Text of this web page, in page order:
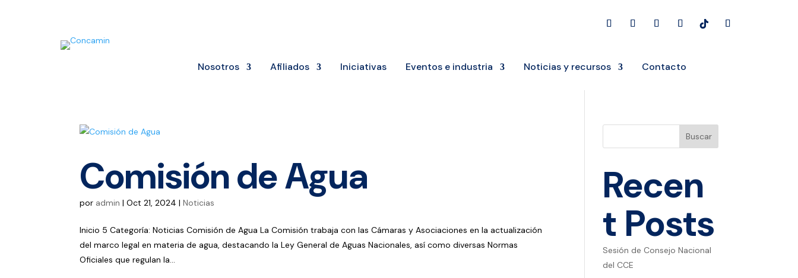
Nosotros Afiliados Iniciativas Eventos e industria Noticias y recursos Contacto
Comisión de Agua
por admin |Oct 21, 2024 |Noticias
Inicio 5 Categoría: Noticias Comisión de Agua La Comisión trabaja con las Cámaras y Asociaciones en la actualización
del marco legal en materia de agua, destacando la Ley General de Aguas Nacionales, así como diversas Normas
Oficiales que regulan la...
Buscar
Recen
t Posts
Sesión de Consejo Nacional
del CCE